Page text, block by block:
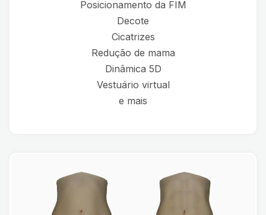
Posicionamento da FIM
Decote
Cicatrizes
Redução de mama
Dinâmica 5D
Vestuário virtual
e mais